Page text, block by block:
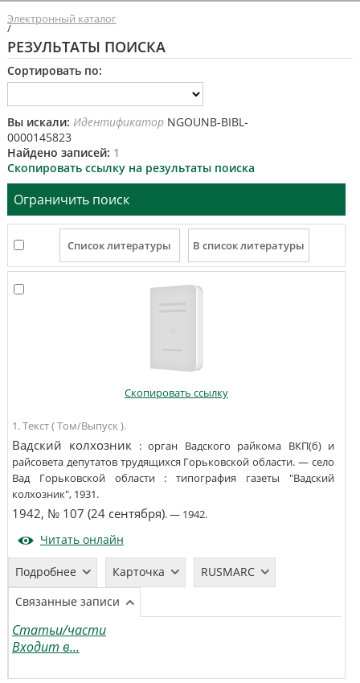
Электронный каталог
/
РЕЗУЛЬТАТЫ ПОИСКА
Сортировать по:
Вы искали: ИдентификаторNGOUNB-BIBL-
0000145823
Найдено записей: 1
Скопировать ссылку на результаты поиска
Ограничить поиск
Скопировать ссылку
1. Текст ( Том/Выпуск ).
Вадский колхозник : орган Вадского райкома ВКП(б) и
райсовета депутатов трудящихся Горьковской области. — село
Вад Горьковской области : типография газеты "Вадский
колхозник",1931.
1942, № 107 (24 сентября). —1942.
Читать онлайн
Подробнее Карточка
RUSMARC
Связанные записи
Статьи/части
Входит в...